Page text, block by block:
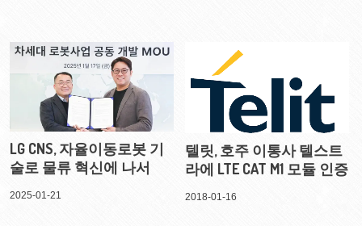
LG CNS, 자율이동로봇 기
술로 물류 혁신에 나서
2025-01-21
텔릿, 호주 이통사 텔스트
라에 LTE CAT M1 모듈 인증
2018-01-16